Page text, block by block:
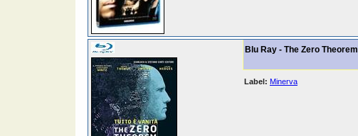
Blu Ray - The Zero Theorem
Label: Minerva